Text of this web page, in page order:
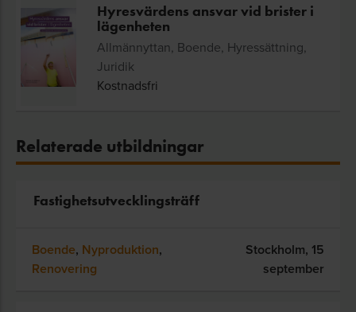
Hyresvärdens ansvar vid brister i
lägenheten
Allmännyttan, Boende, Hyressättning,
Juridik
Kostnadsfri
Relaterade utbildningar
Fastighetsutvecklingsträff
Boende, Nyproduktion,
Renovering
Stockholm, 15
september